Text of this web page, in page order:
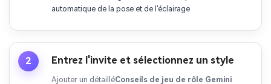
automatique de la pose et de l'éclairage
2 Entrez l'invite et sélectionnez un style
Ajouter un détailléConseils de jeu de rôle Gemini